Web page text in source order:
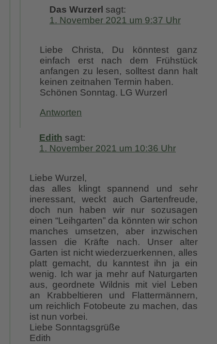
Das Wurzerl sagt:
1. November 2021 um 9:37 Uhr
Liebe Christa, Du könntest ganz
einfach erst nach dem Frühstück
anfangen zu lesen, solltest dann halt
keinen zeitnahen Termin haben.
Schönen Sonntag. LG Wurzerl
Antworten
Edith sagt:
1. November 2021 um 10:36 Uhr
Liebe Wurzel,
das alles klingt spannend und sehr
ineressant, weckt auch Gartenfreude,
doch nun haben wir nur sozusagen
einen “Leihgarten” da könnten wir schon
manches umsetzen, aber inzwischen
lassen die Kräfte nach. Unser alter
Garten ist nicht wiederzuerkennen, alles
platt gemacht, du kanntest ihn ja ein
wenig. Ich war ja mehr auf Naturgarten
aus, geordnete Wildnis mit viel Leben
an Krabbeltieren und Flattermännern,
um reichlich Fotobeute zu machen, das
ist nun vorbei.
Liebe Sonntagsgrüße
Edith